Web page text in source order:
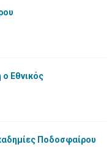
Εθνικός
Ποδοσφαίρου